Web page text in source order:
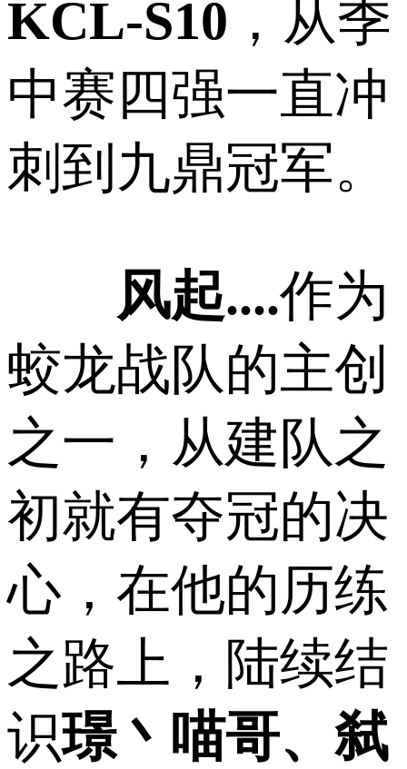
KCL-S10 ，从季
中赛四强一直冲
刺到九鼎冠军。
风起....作为
蛟龙战队的主创
之一，从建队之
初就有夺冠的决
心，在他的历练
之路上，陆续结
识璟丶喵哥、弑